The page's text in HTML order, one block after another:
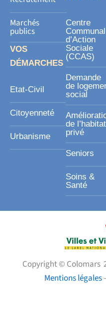
Marchés
publics
VOS
DÉMARCHES
Etat-Civil
Citoyenneté
Urbanisme
Centre
Communal
d’Action
Sociale
(CCAS)
Demande
de
social
de l’habitat
privé
Seniors
Soins &
Santé
Copyright © Colomars
Mentions légales